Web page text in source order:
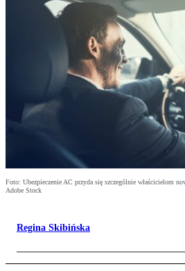
Foto: Ubezpieczenie AC przyda się szczególnie właścicielom
Adobe Stock
Regina Skibińska